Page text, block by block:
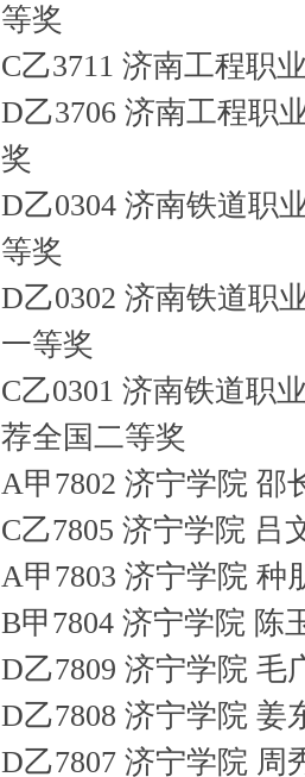
等奖
C乙3711 济南工程职
D乙3706 济南工程职
奖
D乙0304 济南铁道职
等奖
D乙0302 济南铁道职
一等奖
C乙0301 济南铁道职
荐全国二等奖
A甲7802 济宁学院 邵
C乙7805 济宁学院 吕
A甲7803 济宁学院 种
B甲7804 济宁学院 陈
D乙7809 济宁学院 毛
D乙7808 济宁学院 姜
D乙7807 济宁学院 周